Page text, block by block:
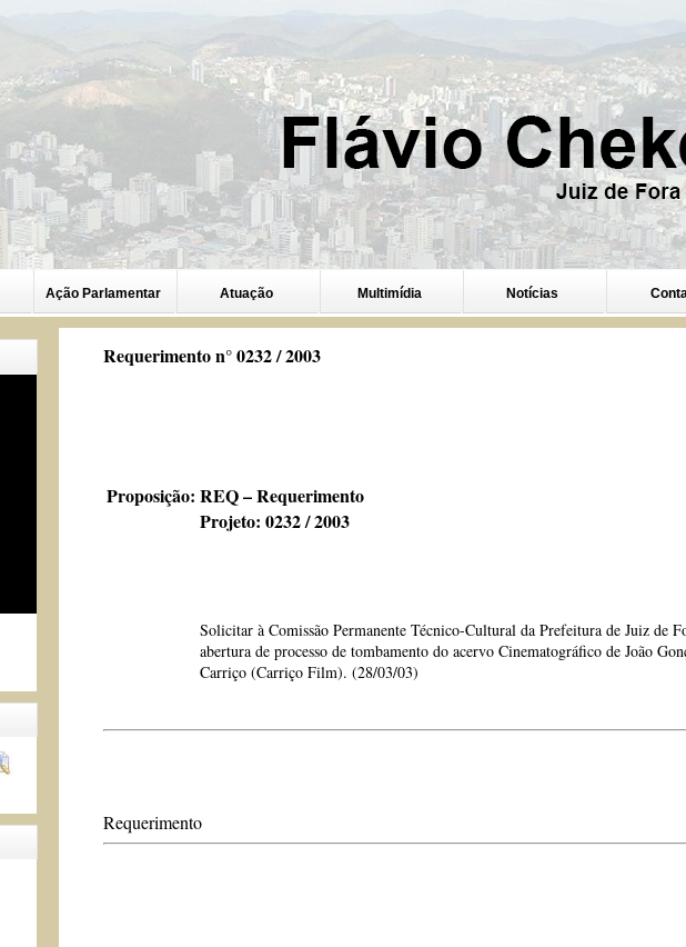
Ação Parlamentar Atuação Multimídia Notícias
Requerimento n° 0232 / 2003
Proposição: REQ – Requerimento
Projeto: 0232 / 2003
Solicitar à Comissão Permanente Técnico-Cultural da Prefeitura de Juiz de
abertura de processo de tombamento do acervo Cinematográfico de João
Carriço (Carriço Film). (28/03/03)
Requerimento